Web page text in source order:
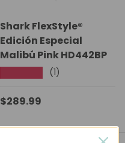
Shark FlexStyle®
Edición Especial
Malibú Pink HD442BP
(1)
Precio normal
$289.99